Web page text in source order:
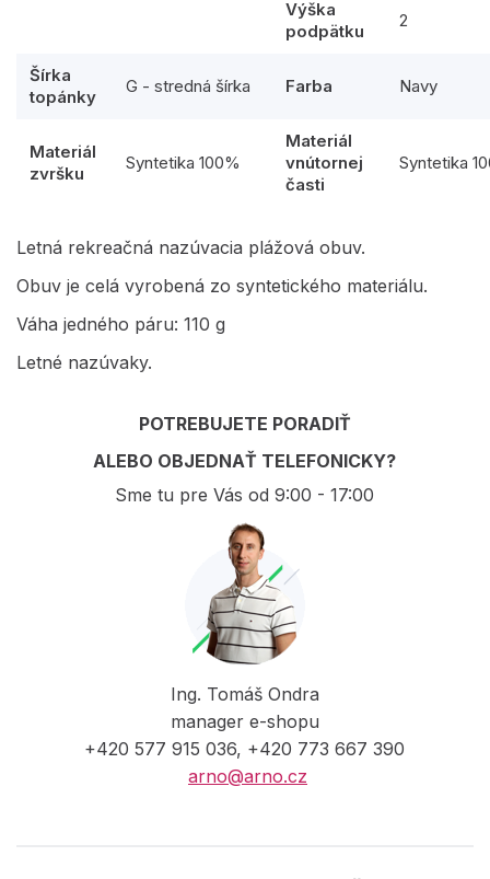
Výška
podpätku
2
Šírka
topánky
G - stredná šírka Farba Navy
Materiál
zvršku
Syntetika 100%
Materiál
vnútornej
časti
Syntetika
Letná rekreačná nazúvacia plážová obuv.
Obuv je celá vyrobená zo syntetického materiálu.
Váha jedného páru: 110 g
Letné nazúvaky.
POTREBUJETE PORADIŤ
ALEBO OBJEDNAŤ TELEFONICKY?
Sme tu pre Vás od 9:00 - 17:00
Ing. Tomáš Ondra
manager e-shopu
+420 577 915 036, +420 773 667 390
arno@arno.cz